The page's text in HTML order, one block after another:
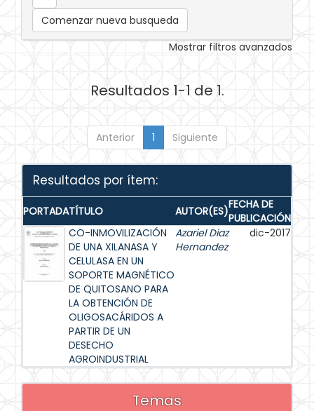
Comenzar nueva busqueda
Mostrar filtros avanzados
Resultados 1-1 de 1.
Anterior 1 Siguiente
Resultados por ítem:
PORTADATÍTULO AUTOR(ES)FECHA DE
PUBLICACIÓN
CO-INMOVILIZACIÓN
DE UNA XILANASA Y
CELULASA EN UN
SOPORTE MAGNÉTICO
DE QUITOSANO PARA
LA OBTENCIÓN DE
OLIGOSACÁRIDOS A
PARTIR DE UN
DESECHO
AGROINDUSTRIAL
Azariel Diaz
Hernandez
dic-2017
Temas